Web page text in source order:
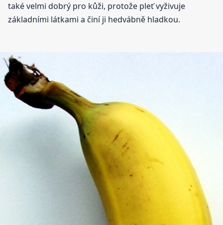
také velmi dobrý pro kůži, protože pleť vyživuje
základními látkami a činí ji hedvábně hladkou.